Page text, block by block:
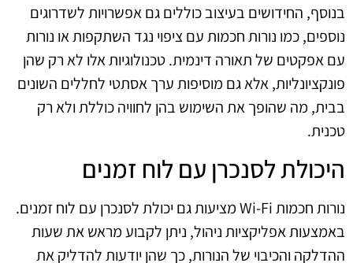
בנוסף, החידושים בעיצוב כוללים גם אפשרויות לשדרוגים
נוספים, כמו נורות חכמות עם ציפוי נגד השתקפות או נורות
עם אפקטים של תאורה דינמית. טכנולוגיות אלו לא רק שהן
פונקציונליות, אלא גם מוסיפות ערך אסתטי לחללים השונים
בבית, מה שהופך את השימוש בהן לחוויה כוללת ולא רק
טכנית.
היכולת לסנכרן עם לוח זמנים
נורות חכמות Wi-Fi מציעות גם יכולת לסנכרן עם לוח זמנים.
באמצעות אפליקציות ניהול, ניתן לקבוע מראש את שעות
ההדלקה והכיבוי של הנורות, כך שהן יודעות להדליק את